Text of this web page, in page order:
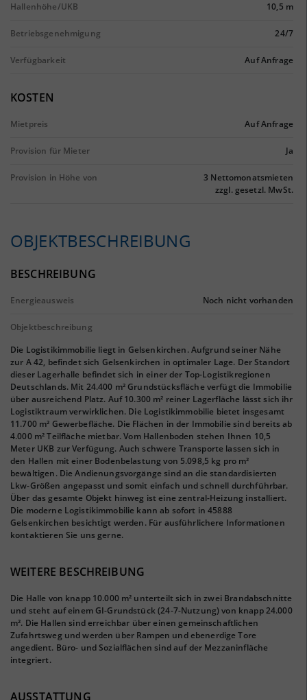
Hallenhöhe/UKB 10,5 m
Betriebsgenehmigung 24/7
Verfügbarkeit Auf Anfrage
KOSTEN
Mietpreis Auf Anfrage
Provision für Mieter Ja
Provision in Höhe von
3 Nettomonatsmieten
zzgl. gesetzl. MwSt.
OBJEKTBESCHREIBUNG
BESCHREIBUNG
Energieausweis Noch nicht vorhanden
Objektbeschreibung
Die Logistikimmobilie liegt in Gelsenkirchen. Aufgrund seiner Nähe
zur A 42, befindet sich Gelsenkirchen in optimaler Lage. Der Standort
dieser Lagerhalle befindet sich in einer der Top-Logistikregionen
Deutschlands. Mit 24.400 m² Grundstücksfläche verfügt die Immobilie
über ausreichend Platz. Auf 10.300 m² reiner Lagerfläche lässt sich ihr
Logistiktraum verwirklichen. Die Logistikimmobilie bietet insgesamt
11.700 m² Gewerbefläche. Die Flächen in der Immobilie sind bereits ab
4.000 m² Teilfläche mietbar. Vom Hallenboden stehen Ihnen 10,5
Meter UKB zur Verfügung. Auch schwere Transporte lassen sich in
den Hallen mit einer Bodenbelastung von 5.098,5 kg pro m²
bewältigen. Die Andienungsvorgänge sind an die standardisierten
Lkw-Größen angepasst und somit einfach und schnell durchführbar.
Über das gesamte Objekt hinweg ist eine zentral-Heizung installiert.
Die moderne Logistikimmobilie kann ab sofort in 45888
Gelsenkirchen besichtigt werden. Für ausführlichere Informationen
kontaktieren Sie uns gerne.
WEITERE BESCHREIBUNG
Die Halle von knapp 10.000 m² unterteilt sich in zwei Brandabschnitte
und steht auf einem GI-Grundstück (24-7-Nutzung) von knapp 24.000
m². Die Hallen sind erreichbar über einen gemeinschaftlichen
Zufahrtsweg und werden über Rampen und ebenerdige Tore
angedient. Büro- und Sozialflächen sind auf der Mezzaninfläche
integriert.
AUSSTATTUNG